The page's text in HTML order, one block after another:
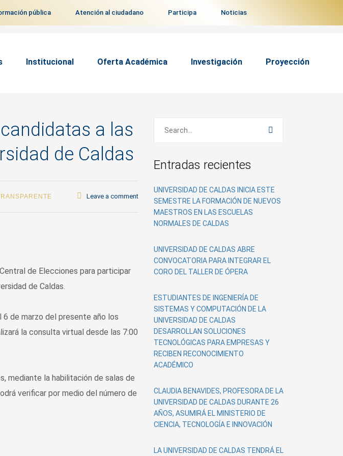
pública Atención al ciudadano Participa Noticias
Institucional Oferta Académica Investigación Proyección
a las
de Caldas
Leave a comment
de Elecciones para participar
de Caldas.
de marzo del presente año los
la consulta virtual desde las 7:00
mediante la habilitación de salas de
verificar por medio del número de
Entradas recientes
UNIVERSIDAD DE CALDAS INICIA ESTE
SEMESTRE LA FORMACIÓN DE NUEVOS
MAESTROS EN LAS ESCUELAS
NORMALES DE CALDAS
UNIVERSIDAD DE CALDAS ABRE
CONVOCATORIA PARA INTEGRAR EL
CORO DEL TALLER DE ÓPERA
ESTUDIANTES DE INGENIERÍA DE
SISTEMAS Y COMPUTACIÓN DE LA
UNIVERSIDAD DE CALDAS
DESARROLLAN SOLUCIONES
TECNOLÓGICAS PARA EMPRESAS Y
RECIBEN RECONOCIMIENTO
ACADÉMICO
CLAUDIA BENAVIDES, PROFESORA DE LA
UNIVERSIDAD DE CALDAS DURANTE 26
AÑOS, ASUMIRÁ EL MINISTERIO DE
CIENCIA, TECNOLOGÍA E INNOVACIÓN
LA UNIVERSIDAD DE CALDAS TENDRÁ EL